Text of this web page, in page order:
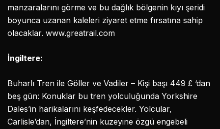
manzaralarını görme ve bu dağlık bölgenin kıyı şeridi
boyunca uzanan kaleleri ziyaret etme fırsatına sahip
olacaklar. www.greatrail.com
İngiltere:
Buharlı Tren ile Göller ve Vadiler – Kişi başı 449 £ ‘dan
beş gün: Konuklar bu tren yolculuğunda Yorkshire
Dales’in harikalarını keşfedecekler. Yolcular,
Carlisle’dan, İngiltere’nin kuzeyine özgü engebeli